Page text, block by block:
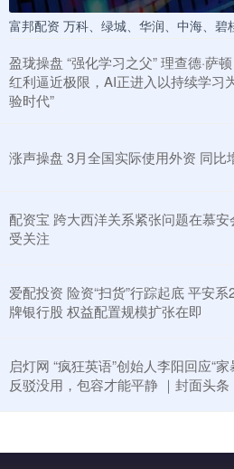
富邦配资 万科、绿城、华润、中海、碧
盈珑操盘 “强化学习之父” 理查德·萨
红利逼近极限，AI正进入以持续学习
验时代”
涨声操盘 3月全国实际使用外资 同比
配资宝 跨大西洋关系紧张问题在慕安
受关注
爱配投资 险资“扫货”行踪起底 平安
牌银行股 权益配置规模扩张在即
启灯网 “疯狂英语”创始人李阳回应“家
反驳没用，包容才能平静 ｜封面头条